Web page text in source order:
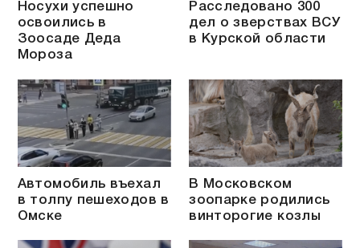
Носухи успешно
освоились в
Зоосаде Деда
Мороза
Расследовано 300
дел о зверствах ВСУ
в Курской области
Автомобиль въехал
в толпу пешеходов в
Омске
В Московском
зоопарке родились
винторогие козлы